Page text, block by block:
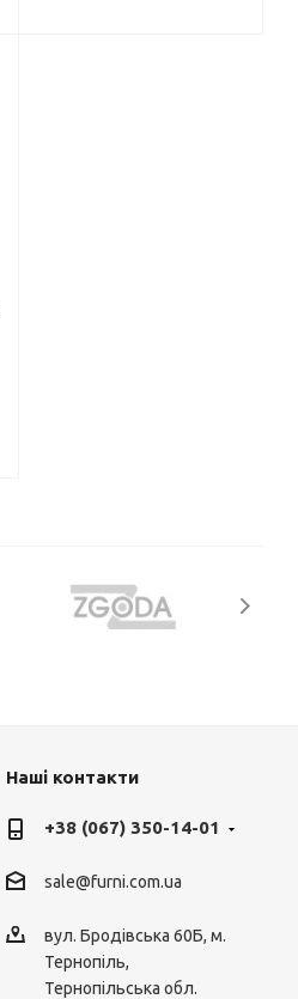
Наші контакти
+38 (067) 350-14-01
sale@furni.com.ua
вул. Бродівська 60Б, м.
Тернопіль,
Тернопільська обл.